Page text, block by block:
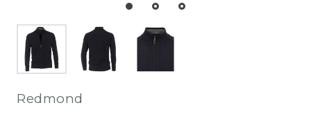
Redmond